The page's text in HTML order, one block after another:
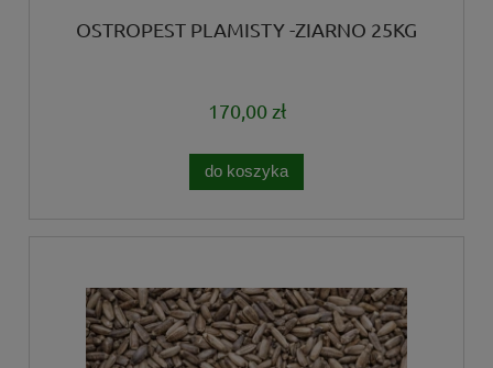
OSTROPEST PLAMISTY -ZIARNO 25KG
170,00 zł
do koszyka